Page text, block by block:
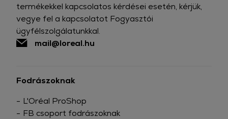
termékekkel kapcsolatos kérdései esetén, kérjük,
vegye fel a kapcsolatot Fogyasztói
ügyfélszolgálatunkkal.
mail@loreal.hu
Fodrászoknak
L'Oréal ProShop
FB csoport fodrászoknak